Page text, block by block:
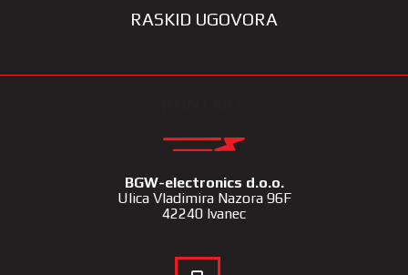
RASKID UGOVORA
BGW-electronics d.o.o.
Ulica Vladimira Nazora 96F
42240 Ivanec